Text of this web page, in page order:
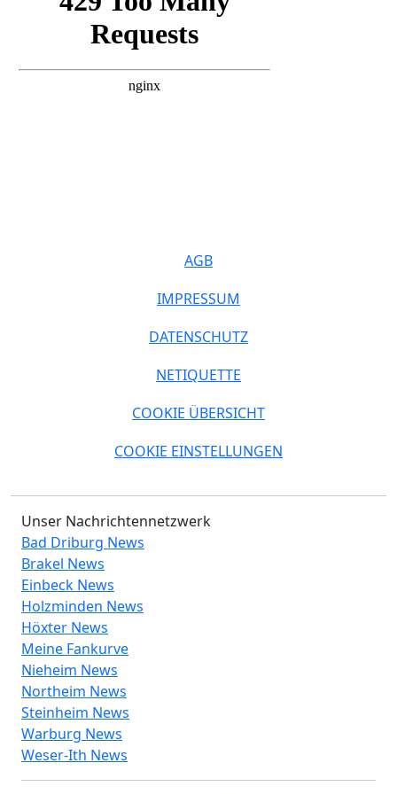
AGB
IMPRESSUM
DATENSCHUTZ
NETIQUETTE
COOKIE ÜBERSICHT
COOKIE EINSTELLUNGEN
Unser Nachrichtennetzwerk
Bad Driburg News
Brakel News
Einbeck News
Holzminden News
Höxter News
Meine Fankurve
Nieheim News
Northeim News
Steinheim News
Warburg News
Weser-Ith News